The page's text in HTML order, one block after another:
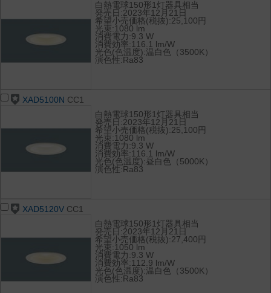
白熱電球150形1灯器具相当
発売日:2023年12月21日
希望小売価格(税抜):25,100円
光束:1080 lm
消費電力:9.3 W
消費効率:116.1 lm/W
光色(色温度):温白色（3500K）
演色性:Ra83
XAD5100N CC1
白熱電球150形1灯器具相当
発売日:2023年12月21日
希望小売価格(税抜):25,100円
光束:1080 lm
消費電力:9.3 W
消費効率:116.1 lm/W
光色(色温度):昼白色（5000K）
演色性:Ra83
XAD5120V CC1
白熱電球150形1灯器具相当
発売日:2023年12月21日
希望小売価格(税抜):27,400円
光束:1050 lm
消費電力:9.3 W
消費効率:112.9 lm/W
光色(色温度):温白色（3500K）
演色性:Ra83